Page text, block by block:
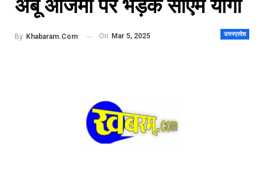
अबू आजमी पर भड़के सीएम योगी
उत्तरप्रदेश
By Khabaram.Com On Mar 5, 2025